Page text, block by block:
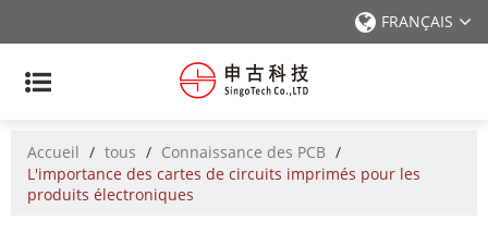
FRANÇAIS
Accueil / tous / Connaissance des PCB /
L'importance des cartes de circuits imprimés pour les
produits électroniques